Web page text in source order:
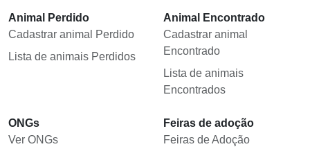
Animal Perdido
Cadastrar animal Perdido
Lista de animais Perdidos
Animal Encontrado
Cadastrar animal
Encontrado
Lista de animais
Encontrados
ONGs
Ver ONGs
Feiras de adoção
Feiras de Adoção